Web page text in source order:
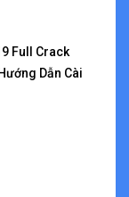
Full Crack
Dẫn Cài